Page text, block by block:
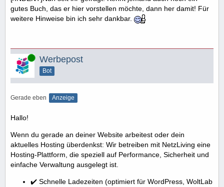
gutes Buch, das er hier vorstellen möchte, dann her damit! Für
weitere Hinweise bin ich sehr dankbar.
Online Werbepost
Bot
Gerade eben Anzeige
Hallo!
Wenn du gerade an deiner Website arbeitest oder dein
aktuelles Hosting überdenkst: Wir betreiben mit NetzLiving eine
Hosting-Plattform, die speziell auf Performance, Sicherheit und
einfache Verwaltung ausgelegt ist.
✔️ Schnelle Ladezeiten (optimiert für WordPress, WoltLab